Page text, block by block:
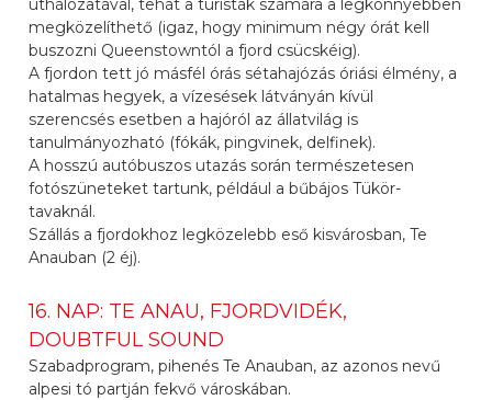
úthálózatával, tehát a turisták számára a legkönnyebben
megközelíthető (igaz, hogy minimum négy órát kell
buszozni Queenstowntól a fjord csücskéig).
A fjordon tett jó másfél órás sétahajózás óriási élmény, a
hatalmas hegyek, a vízesések látványán kívül
szerencsés esetben a hajóról az állatvilág is
tanulmányozható (fókák, pingvinek, delfinek).
A hosszú autóbuszos utazás során természetesen
fotószüneteket tartunk, például a bűbájos Tükör-
tavaknál.
Szállás a fjordokhoz legközelebb eső kisvárosban, Te
Anauban (2 éj).
16. NAP: TE ANAU, FJORDVIDÉK,
DOUBTFUL SOUND
Szabadprogram, pihenés Te Anauban, az azonos nevű
alpesi tó partján fekvő városkában.